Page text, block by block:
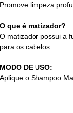
Promove limpeza
O que é matizador?
O matizador possui a
para os cabelos.
MODO DE USO:
Aplique o Shampoo